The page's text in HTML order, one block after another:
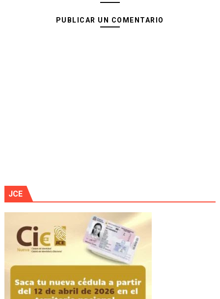
PUBLICAR UN COMENTARIO
JCE